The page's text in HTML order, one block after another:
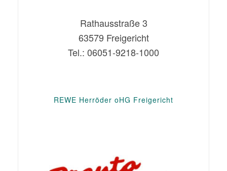
Rathausstraße 3
63579 Freigericht
Tel.: 06051-9218-1000
REWE Herröder oHG Freigericht